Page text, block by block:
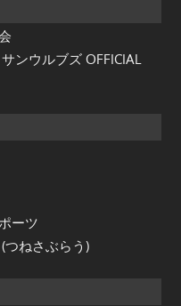
ンウルブズ OFFICIAL
ーツ
ねさぶらう)